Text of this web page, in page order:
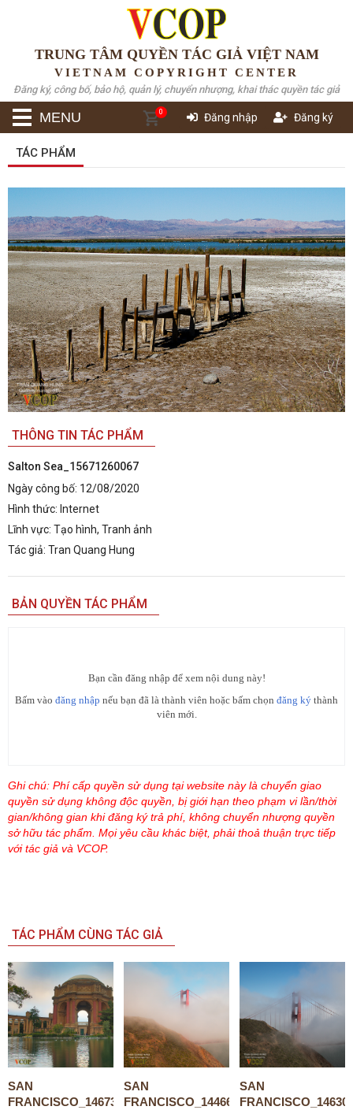
TRUNG TÂM QUYỀN TÁC GIẢ VIỆT NAM
VIETNAM COPYRIGHT CENTER
Đăng ký, công bố, bảo hộ, quản lý, chuyển nhượng, khai thác quyền tác giả
0 Đăng nhập Đăng ký
MENU
TÁC PHẨM
THÔNG TIN TÁC PHẨM
Salton Sea_15671260067
Ngày công bố: 12/08/2020
Hình thức: Internet
Lĩnh vực: Tạo hình, Tranh ảnh
Tác giả: Tran Quang Hung
BẢN QUYỀN TÁC PHẨM
Bạn cần đăng nhập để xem nội dung này!
Bấm vào đăng nhập nếu bạn đã là thành viên hoặc bấm chọn đăng ký thành
viên mới.
Ghi chú: Phí cấp quyền sử dụng tại website này là chuyển giao
quyền sử dụng không độc quyền, bị giới hạn theo phạm vi lần/thời
gian/không gian khi đăng ký trả phí, không chuyển nhượng quyền
sở hữu tác phẩm. Mọi yêu cầu khác biệt, phải thoả thuận trực tiếp
với tác giả và VCOP.
TÁC PHẨM CÙNG TÁC GIẢ
SAN
FRANCISCO_14673203823
SAN
FRANCISCO_14466659668
SAN